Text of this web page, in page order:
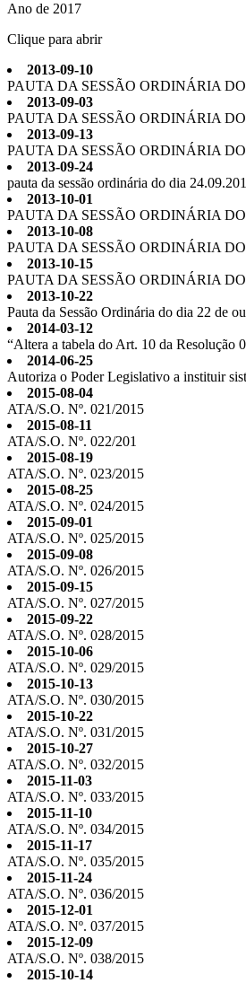
Ano de 2017
Clique para abrir
2013-09-10
PAUTA DA SESSÃO ORDINÁRIA
2013-09-03
PAUTA DA SESSÃO ORDINÁRIA
2013-09-13
PAUTA DA SESSÃO ORDINÁRIA
2013-09-24
pauta da sessão ordinária do dia
2013-10-01
PAUTA DA SESSÃO ORDINÁRIA
2013-10-08
PAUTA DA SESSÃO ORDINÁRIA
2013-10-15
PAUTA DA SESSÃO ORDINÁRIA
2013-10-22
Pauta da Sessão Ordinária do dia 22 de
2014-03-12
“Altera a tabela do Art. 10 da Resolução
2014-06-25
Autoriza o Poder Legislativo a instituir
2015-08-04
ATA/S.O. Nº. 021/2015
2015-08-11
ATA/S.O. Nº. 022/201
2015-08-19
ATA/S.O. Nº. 023/2015
2015-08-25
ATA/S.O. Nº. 024/2015
2015-09-01
ATA/S.O. Nº. 025/2015
2015-09-08
ATA/S.O. Nº. 026/2015
2015-09-15
ATA/S.O. Nº. 027/2015
2015-09-22
ATA/S.O. Nº. 028/2015
2015-10-06
ATA/S.O. Nº. 029/2015
2015-10-13
ATA/S.O. Nº. 030/2015
2015-10-22
ATA/S.O. Nº. 031/2015
2015-10-27
ATA/S.O. Nº. 032/2015
2015-11-03
ATA/S.O. Nº. 033/2015
2015-11-10
ATA/S.O. Nº. 034/2015
2015-11-17
ATA/S.O. Nº. 035/2015
2015-11-24
ATA/S.O. Nº. 036/2015
2015-12-01
ATA/S.O. Nº. 037/2015
2015-12-09
ATA/S.O. Nº. 038/2015
2015-10-14